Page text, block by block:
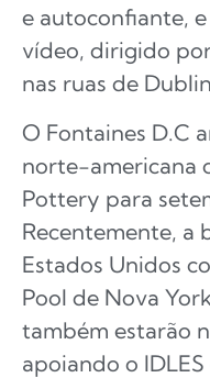
e autoconfiante,
vídeo, dirigido
nas ruas de
O Fontaines D.C
norte-americana
Pottery para
Recentemente, a
Estados Unidos
Pool de Nova
também estarão
apoiando o